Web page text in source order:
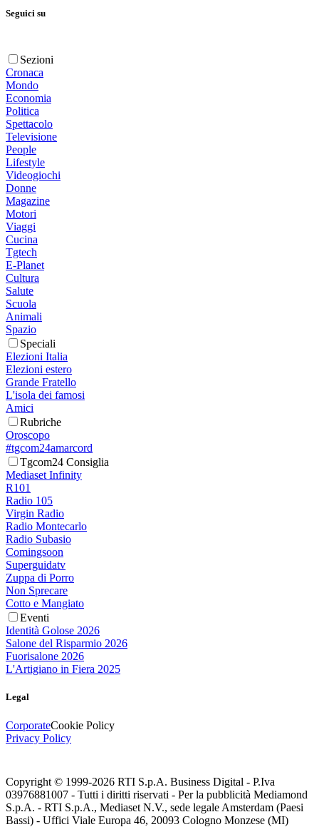
Seguici su
Sezioni
Cronaca
Mondo
Economia
Politica
Spettacolo
Televisione
People
Lifestyle
Videogiochi
Donne
Magazine
Motori
Viaggi
Cucina
Tgtech
E-Planet
Cultura
Salute
Scuola
Animali
Spazio
Speciali
Elezioni Italia
Elezioni estero
Grande Fratello
L'isola dei famosi
Amici
Rubriche
Oroscopo
#tgcom24amarcord
Tgcom24 Consiglia
Mediaset Infinity
R101
Radio 105
Virgin Radio
Radio Montecarlo
Radio Subasio
Comingsoon
Superguidatv
Zuppa di Porro
Non Sprecare
Cotto e Mangiato
Eventi
Identità Golose 2026
Salone del Risparmio 2026
Fuorisalone 2026
L'Artigiano in Fiera 2025
Legal
CorporateCookie Policy
Privacy Policy
Copyright © 1999-2026 RTI S.p.A. Business Digital - P.Iva
03976881007 - Tutti i diritti riservati - Per la pubblicità Mediamond
S.p.A. - RTI S.p.A., Mediaset N.V., sede legale Amsterdam (Paesi
Bassi) - Uffici Viale Europa 46, 20093 Cologno Monzese (MI)